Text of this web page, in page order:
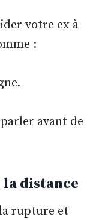
votre ex à
:
avant de
distance
rupture et